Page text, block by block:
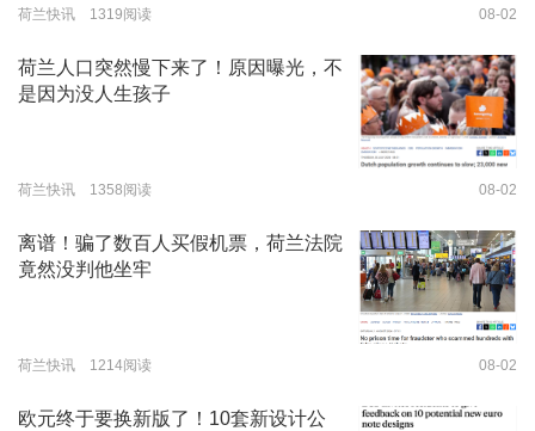
荷兰快讯 1319阅读 08-02
荷兰人口突然慢下来了！原因曝光，不
是因为没人生孩子
荷兰快讯 1358阅读 08-02
离谱！骗了数百人买假机票，荷兰法院
竟然没判他坐牢
荷兰快讯 1214阅读 08-02
欧元终于要换新版了！10套新设计公